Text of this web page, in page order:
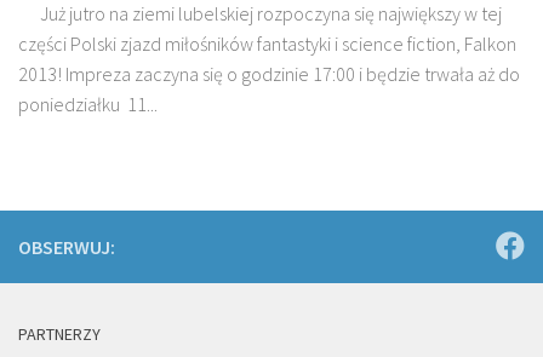
Już jutro na ziemi lubelskiej rozpoczyna się największy w tej
części Polski zjazd miłośników fantastyki i science fiction, Falkon
2013! Impreza zaczyna się o godzinie 17:00 i będzie trwała aż do
poniedziałku 11...
OBSERWUJ:
PARTNERZY